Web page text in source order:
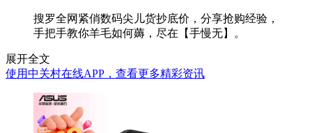
搜罗全网紧俏数码尖儿货抄底价，分享抢购经验，
手把手教你羊毛如何薅，尽在【手慢无】。
展开全文
使用中关村在线APP，查看更多精彩资讯